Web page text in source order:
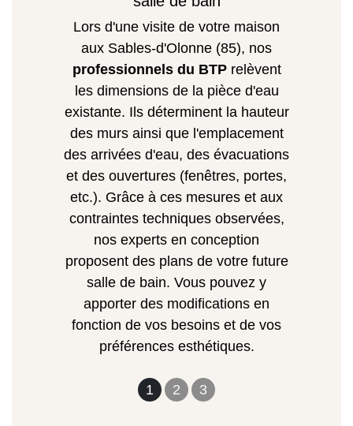
1 2 3
Lors d'une visite de votre maison
aux Sables-d'Olonne (85), nos
professionnels du BTPrelèvent
les dimensions de la pièce d'eau
existante. Ils déterminent la hauteur
des murs ainsi que l'emplacement
des arrivées d'eau, des évacuations
et des ouvertures (fenêtres, portes,
etc.). Grâce à ces mesures et aux
contraintes techniques observées,
nos experts en conception
proposent des plans de votre future
salle de bain. Vous pouvez y
apporter des modifications en
fonction de vos besoins et de vos
préférences esthétiques.